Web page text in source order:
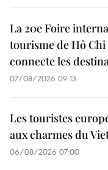
La 20e Foire
tourisme de Hô
connecte les
07/08/2026 09:13
Les touristes
aux charmes du
06/08/2026 07:00